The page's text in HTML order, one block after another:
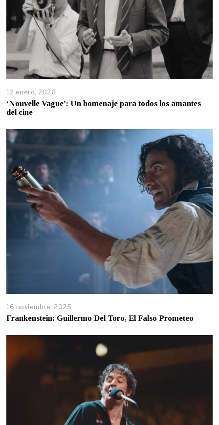
12 enero, 2026
‘Nouvelle Vague’: Un homenaje para todos los amantes
del cine
16 noviembre, 2025
Frankenstein: Guillermo Del Toro, El Falso Prometeo